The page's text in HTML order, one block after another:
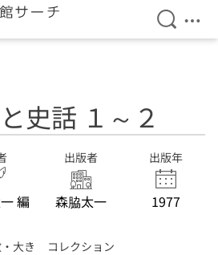
検索を
メ
史話 １～２
編
出版者
森脇太一
出版年
1977
大き
コレクション